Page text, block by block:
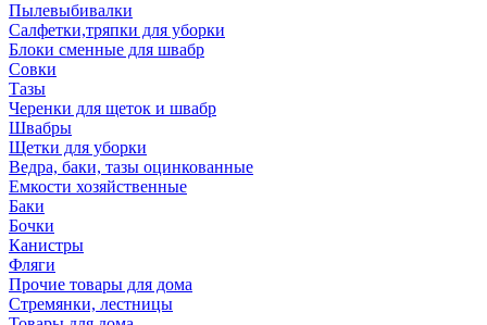
Пылевыбивалки
Салфетки,тряпки для уборки
Блоки сменные для швабр
Совки
Тазы
Черенки для щеток и швабр
Швабры
Щетки для уборки
Ведра, баки, тазы оцинкованные
Емкости хозяйственные
Баки
Бочки
Канистры
Фляги
Прочие товары для дома
Стремянки, лестницы